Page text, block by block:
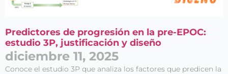
Predictores de progresión en la pre-EPOC:
estudio 3P, justificación y diseño
diciembre 11, 2025
Conoce el estudio 3P que analiza los factores que predicen la